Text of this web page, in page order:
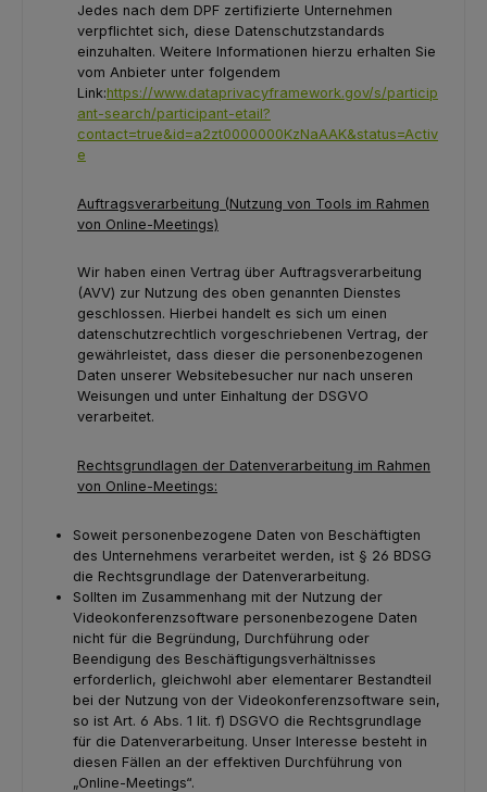
Jedes nach dem DPF zertifizierte Unternehmen
verpflichtet sich, diese Datenschutzstandards
einzuhalten. Weitere Informationen hierzu erhalten Sie
vom Anbieter unter folgendem
Link:https://www.dataprivacyframework.gov/s/particip
ant-search/participant-etail?
contact=true&id=a2zt0000000KzNaAAK&status=Activ
e
Auftragsverarbeitung (Nutzung von Tools im Rahmen
von Online-Meetings)
Wir haben einen Vertrag über Auftragsverarbeitung
(AVV) zur Nutzung des oben genannten Dienstes
geschlossen. Hierbei handelt es sich um einen
datenschutzrechtlich vorgeschriebenen Vertrag, der
gewährleistet, dass dieser die personenbezogenen
Daten unserer Websitebesucher nur nach unseren
Weisungen und unter Einhaltung der DSGVO
verarbeitet.
Rechtsgrundlagen der Datenverarbeitung im Rahmen
von Online-Meetings:
Soweit personenbezogene Daten von Beschäftigten
des Unternehmens verarbeitet werden, ist § 26 BDSG
die Rechtsgrundlage der Datenverarbeitung.
Sollten im Zusammenhang mit der Nutzung der
Videokonferenzsoftware personenbezogene Daten
nicht für die Begründung, Durchführung oder
Beendigung des Beschäftigungsverhältnisses
erforderlich, gleichwohl aber elementarer Bestandteil
bei der Nutzung von der Videokonferenzsoftware sein,
so ist Art. 6 Abs. 1 lit. f) DSGVO die Rechtsgrundlage
für die Datenverarbeitung. Unser Interesse besteht in
diesen Fällen an der effektiven Durchführung von
„Online-Meetings“.